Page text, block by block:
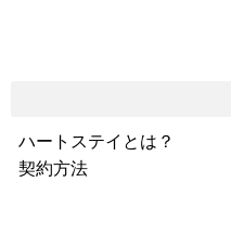
ハートステイとは？
契約方法